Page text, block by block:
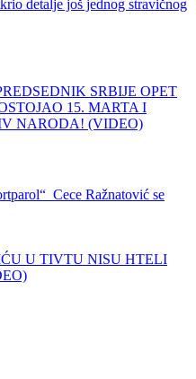
detalje još jednog stravičnog
SRBIJE OPET
15. MARTA I
NARODA! (VIDEO)
Cece Ražnatović se
U TIVTU NISU HTELI